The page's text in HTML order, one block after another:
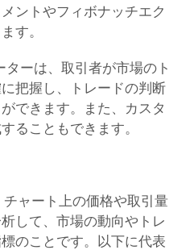
ントやフィボナッチエク
す。
ーは、取引者が市場のト
把握し、トレードの判断
できます。また、カスタ
ることもできます。
ャート上の価格や取引量
して、市場の動向やトレ
のことです。以下に代表